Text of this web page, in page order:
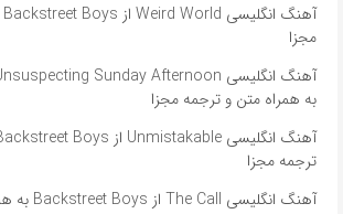
مجزا
به همراه متن و ترجمه مجزا
ترجمه مجزا
آهنگ انگلیسی The Call از Backstreet Boys به همراه متن و ترجمه مجزا